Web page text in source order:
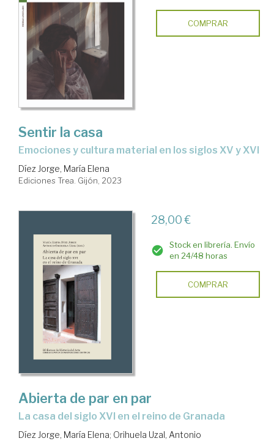
COMPRAR
Sentir la casa
emociones y cultura material en los siglos XV y XVI
Díez Jorge, María Elena
Ediciones Trea. Gijón, 2023
28,00 €
Stock en librería. Envío
en 24/48 horas
COMPRAR
Abierta de par en par
la casa del siglo XVI en el reino de Granada
Díez Jorge, María Elena; Orihuela Uzal, Antonio